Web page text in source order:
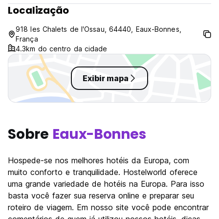
O espírito Isko é benevolente e intergeracional, e cada um
Não importa a posição social ou a idade, o que conta aqui
é partilhar a mesma aspiração:
Viver na versão original, amar e respeitar sinceramente a
natureza, as montanhas, o ar puro, férias sem dores de
cabeça para recarregar as baterias, divertir-se, encontrar
uma bolha para respirar.
nosso compromisso com a sua proteção
Green Globe, desde os materiais utilizados até à otimização
térmica.
TRIBÜ trata da gestão sustentável de recursos
sustentáveis... para recarregar melhor as nossas baterias.'
Localização
918 les Chalets de l'Ossau, 64440, Eaux-Bonnes,
França
4.3km do centro da cidade
Exibir mapa
Sobre Eaux-Bonnes
Hospede-se nos melhores hotéis da Europa, com
muito conforto e tranquilidade. Hostelworld oferece
uma grande variedade de hotéis na Europa. Para isso
basta você fazer sua reserva online e preparar seu
roteiro de viagem. Em nosso site você pode encontrar